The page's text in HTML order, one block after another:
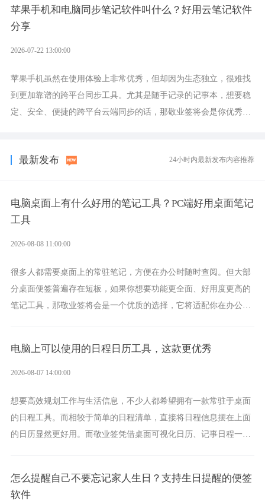
苹果手机和电脑同步笔记软件叫什么？好用云笔记软件
分享
2026-07-22 13:00:00
苹果手机虽然在使用体验上非常优秀，但却因为生态独立，很难找
到更加靠谱的跨平台同步工具。尤其是随手记录的记事本，想要稳
定、安全、便捷的跨平台云端同步的话，那敬业签将会是你优秀的
最新发布 24小时内最新发布内容推荐
电脑桌面上有什么好用的笔记工具？PC端好用桌面笔记
工具
2026-08-08 11:00:00
很多人都需要桌面上的常驻笔记，方便在办公时随时查阅。但大部
分桌面便签普遍存在短板，如果你想要功能更全面、好用度更高的
笔记工具，那敬业签将会是一个优质的选择，它将适配你在办公、
电脑上可以使用的日程日历工具，这款更优秀
2026-08-07 14:00:00
想要高效规划工作与生活信息，不少人都希望拥有一款常驻于桌面
的日程工具。而相较于简单的日程清单，直接将日程信息摆在上面
的日历显然更好用。而敬业签凭借桌面可视化日历、记事日程一体
怎么提醒自己不要忘记家人生日？支持生日提醒的便签
软件